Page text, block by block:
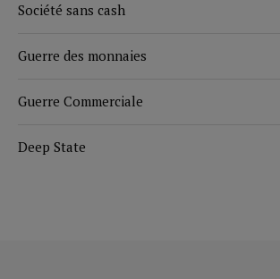
Société sans cash
Guerre des monnaies
Guerre Commerciale
Deep State